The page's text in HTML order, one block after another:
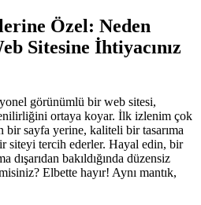
Özel: Neden
Sitesine İhtiyacınız
görünümlü bir web sitesi,
ortaya koyar. İlk izlenim çok
bir sayfa yerine, kaliteli bir tasarıma
siteyi tercih ederler. Hayal edin, bir
bakıldığında düzensiz
Elbette hayır! Aynı mantık,